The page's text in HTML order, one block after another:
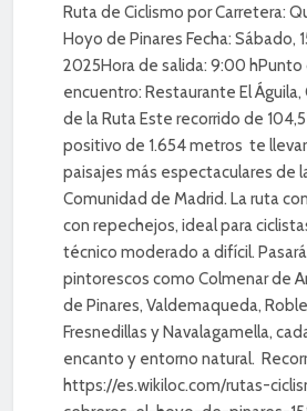
Ruta de Ciclismo por Carretera:
Hoyo de Pinares Fecha: Sábado,
2025Hora de salida: 9:00 hPunto
encuentro: Restaurante El
de la Ruta Este recorrido de
positivo de 1.654 metros te
paisajes más espectaculares de
Comunidad de Madrid. La ruta
con repechejos, ideal para
técnico moderado a difícil.
pintorescos como Colmenar de
de Pinares, Valdemaqueda,
Fresnedillas y Navalagamella,
encanto y entorno natural.
https://es.wikiloc.com/rutas-